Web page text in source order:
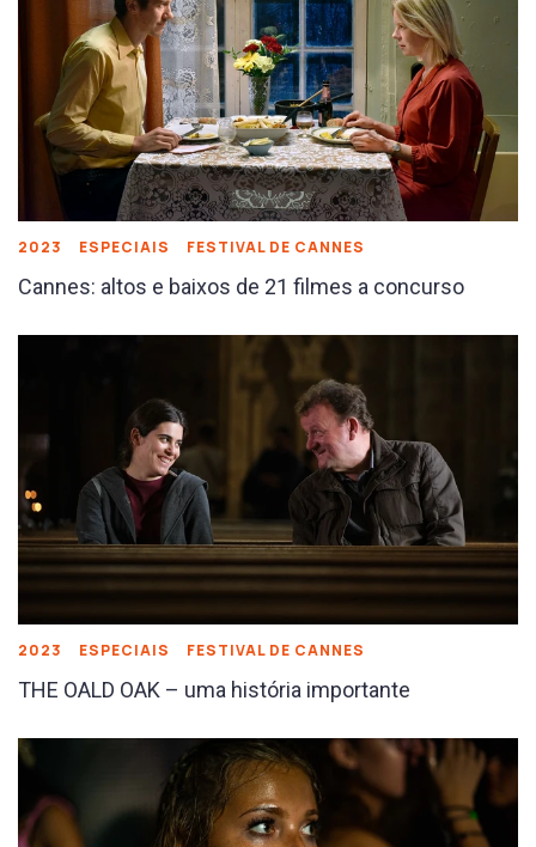
2023 ESPECIAIS FESTIVAL DE CANNES
Cannes: altos e baixos de 21 filmes a concurso
2023 ESPECIAIS FESTIVAL DE CANNES
THE OALD OAK – uma história importante